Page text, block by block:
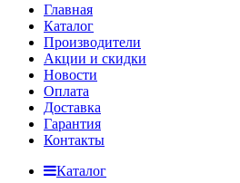
Главная
Каталог
Производители
Акции и скидки
Новости
Оплата
Доставка
Гарантия
Контакты
Каталог